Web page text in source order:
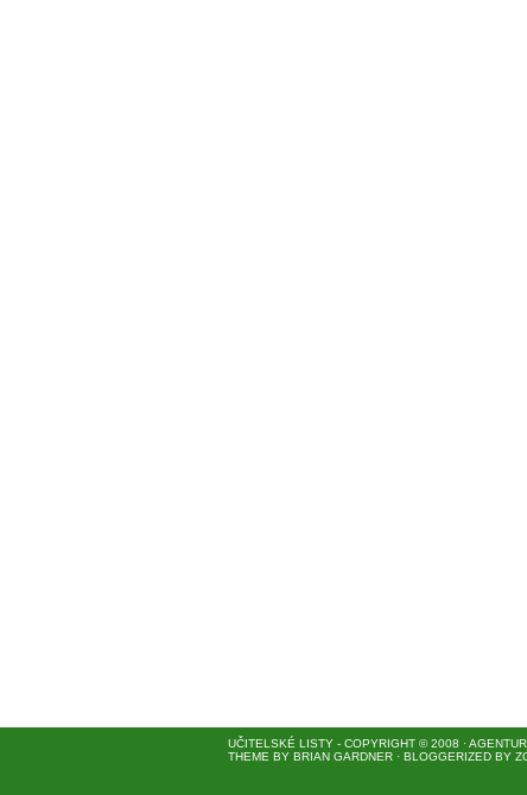
UČITELSKÉ LISTY - COPYRIGHT © 2008 ·
THEME BY BRIAN GARDNER · BLOGGERIZED BY